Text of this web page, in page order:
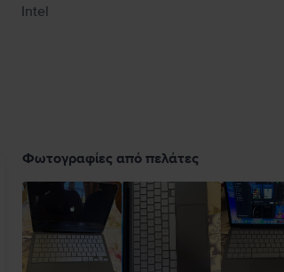
Intel
Φωτογραφίες από πελάτες